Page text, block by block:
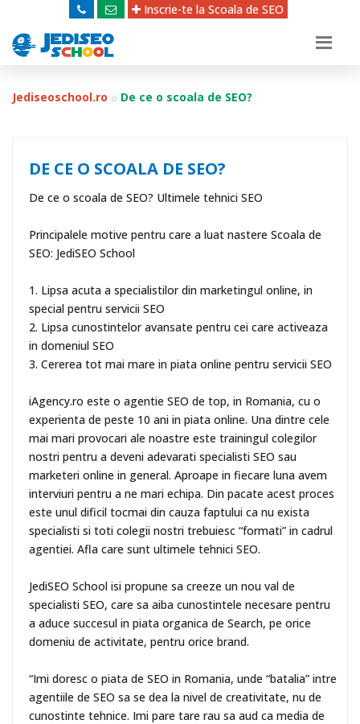
Inscrie-te la Scoala de SEO
Jediseoschool.ro De ce o scoala de SEO?
DE CE O SCOALA DE SEO?
De ce o scoala de SEO? Ultimele tehnici SEO
Principalele motive pentru care a luat nastere Scoala de
SEO: JediSEO School
1. Lipsa acuta a specialistilor din marketingul online, in
special pentru servicii SEO
2. Lipsa cunostintelor avansate pentru cei care activeaza
in domeniul SEO
3. Cererea tot mai mare in piata online pentru servicii SEO
iAgency.ro este o agentie SEO de top, in Romania, cu o
experienta de peste 10 ani in piata online. Una dintre cele
mai mari provocari ale noastre este trainingul colegilor
nostri pentru a deveni adevarati specialisti SEO sau
marketeri online in general. Aproape in fiecare luna avem
interviuri pentru a ne mari echipa. Din pacate acest proces
este unul dificil tocmai din cauza faptului ca nu exista
specialisti si toti colegii nostri trebuiesc “formati” in cadrul
agentiei. Afla care sunt ultimele tehnici SEO.
JediSEO School isi propune sa creeze un nou val de
specialisti SEO, care sa aiba cunostintele necesare pentru
a aduce succesul in piata organica de Search, pe orice
domeniu de activitate, pentru orice brand.
“Imi doresc o piata de SEO in Romania, unde “batalia” intre
agentiile de SEO sa se dea la nivel de creativitate, nu de
cunostinte tehnice. Imi pare tare rau sa aud ca media de